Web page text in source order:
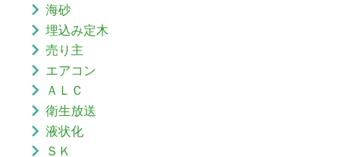
海砂
埋込み定木
売り主
エアコン
ＡＬＣ
衛生放送
液状化
ＳＫ